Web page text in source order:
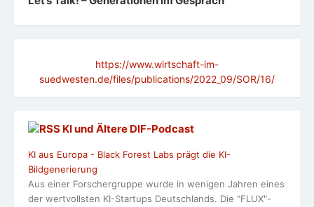
https://www.wirtschaft-im-
suedwesten.de/files/publications/2022_09/SOR/16/
KI und Ältere DlF-Podcast
KI aus Europa - Black Forest Labs prägt die KI-
Bildgenerierung
Aus einer Forschergruppe wurde in wenigen Jahren eines
der wertvollsten KI-Startups Deutschlands. Die "FLUX"-